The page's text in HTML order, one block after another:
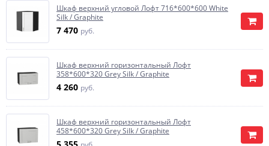
Шкаф верхний угловой Лофт 716*600*600 White
Silk / Graphite
7 470 руб.
Шкаф верхний горизонтальный Лофт
358*600*320 Grey Silk / Graphite
4 260 руб.
Шкаф верхний горизонтальный Лофт
458*600*320 Grey Silk / Graphite